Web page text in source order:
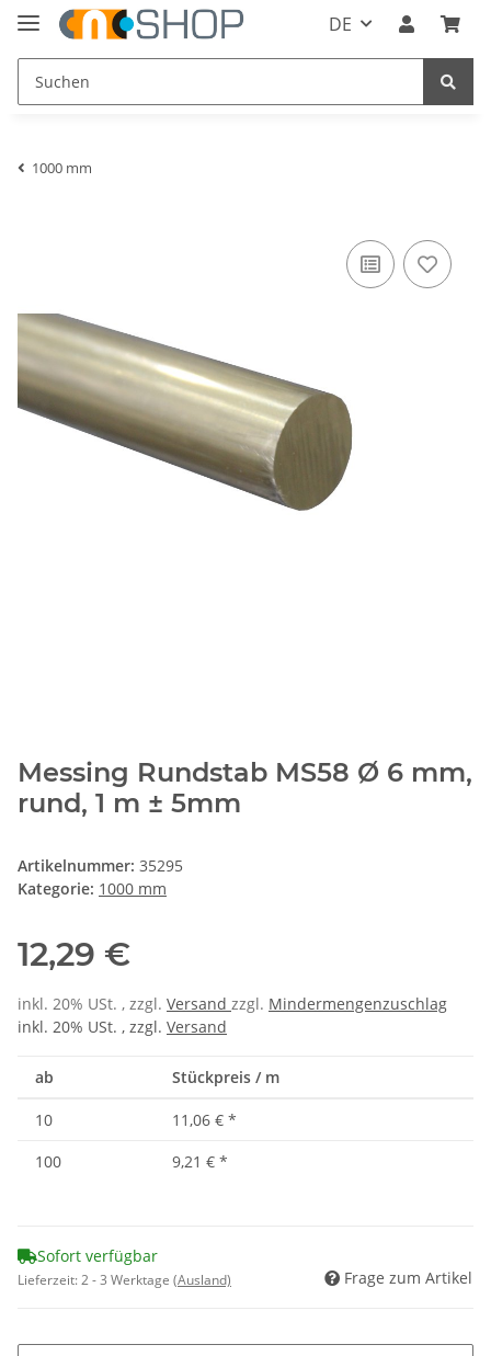
DE
1000 mm
Messing Rundstab MS58 Ø 6 mm,
rund, 1 m ± 5mm
Artikelnummer: 35295
Kategorie: 1000 mm
12,29 €
inkl. 20% USt. , zzgl. Versand zzgl. Mindermengenzuschlag
inkl. 20% USt. , zzgl. Versand
ab Stückpreis / m
10 11,06 € *
100
9,21 € *
Sofort verfügbar
Lieferzeit:2 - 3 Werktage (Ausland) Frage zum Artikel